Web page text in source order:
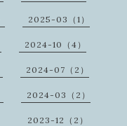
2025-03（1）
2024-10（4）
2024-07（2）
2024-03（2）
2023-12（2）